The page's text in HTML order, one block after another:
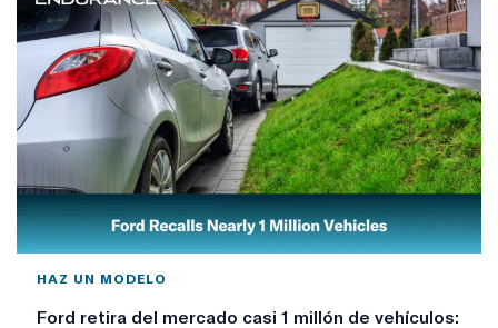
HAZ UN MODELO
Ford retira del mercado casi 1 millón de vehículos: